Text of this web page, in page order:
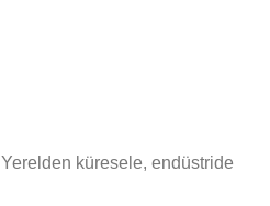
Yerelden küresele, endüstride